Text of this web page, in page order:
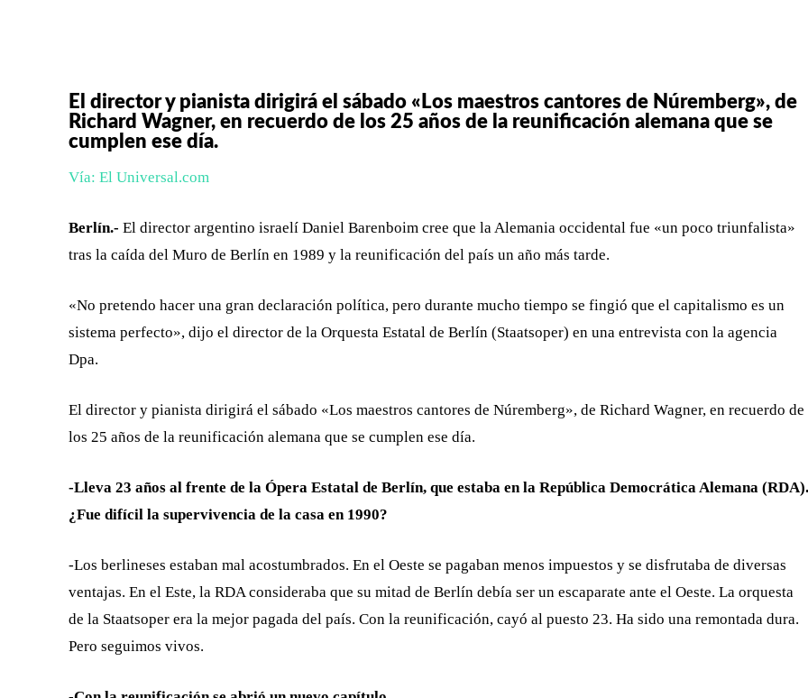
El director y pianista dirigirá el sábado «Los maestros cantores de Núremberg», de
Richard Wagner, en recuerdo de los 25 años de la reunificación alemana que se
cumplen ese día.
Vía: El Universal.com
Berlín.- El director argentino israelí Daniel Barenboim cree que la Alemania occidental fue «un poco triunfalista»
tras la caída del Muro de Berlín en 1989 y la reunificación del país un año más tarde.
«No pretendo hacer una gran declaración política, pero durante mucho tiempo se fingió que el capitalismo es un
sistema perfecto», dijo el director de la Orquesta Estatal de Berlín (Staatsoper) en una entrevista con la agencia
Dpa.
El director y pianista dirigirá el sábado «Los maestros cantores de Núremberg», de Richard Wagner, en recuerdo de
los 25 años de la reunificación alemana que se cumplen ese día.
-Lleva 23 años al frente de la Ópera Estatal de Berlín, que estaba en la República Democrática Alemana (RDA).
¿Fue difícil la supervivencia de la casa en 1990?
-Los berlineses estaban mal acostumbrados. En el Oeste se pagaban menos impuestos y se disfrutaba de diversas
ventajas. En el Este, la RDA consideraba que su mitad de Berlín debía ser un escaparate ante el Oeste. La orquesta
de la Staatsoper era la mejor pagada del país. Con la reunificación, cayó al puesto 23. Ha sido una remontada dura.
Pero seguimos vivos.